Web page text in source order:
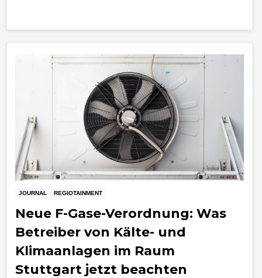
JOURNAL REGIOTAINMENT
Neue F-Gase-Verordnung: Was
Betreiber von Kälte- und
Klimaanlagen im Raum
Stuttgart jetzt beachten